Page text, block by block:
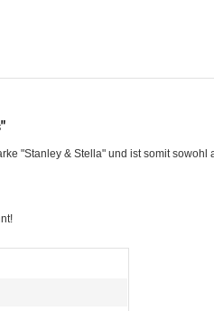
"Stanley & Stella" und ist somit